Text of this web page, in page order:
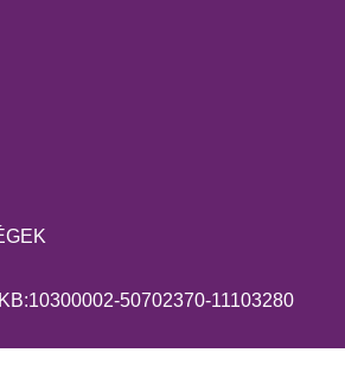
50702370-11103280